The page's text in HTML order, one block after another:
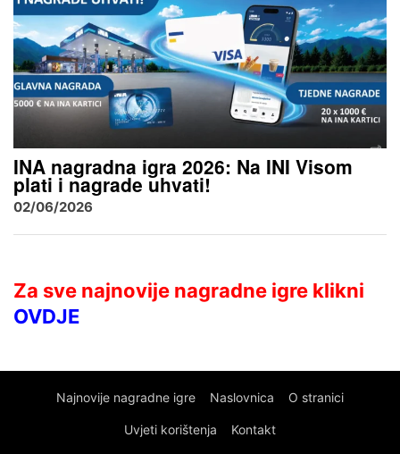
INA nagradna igra 2026: Na INI Visom
plati i nagrade uhvati!
02/06/2026
Za sve najnovije nagradne igre klikni
OVDJE
Najnovije nagradne igre Naslovnica O stranici
Uvjeti korištenja Kontakt